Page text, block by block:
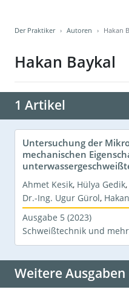
Der Praktiker Autoren Hakan
Hakan Baykal
1 Artikel
Untersuchung der
mechanischen
Ahmet Kesik, Hülya Gedik,
Dr.-Ing. Ugur Gürol,
Ausgabe 5 (2023)
Schweißtechnik und mehr
Weitere Ausgaben